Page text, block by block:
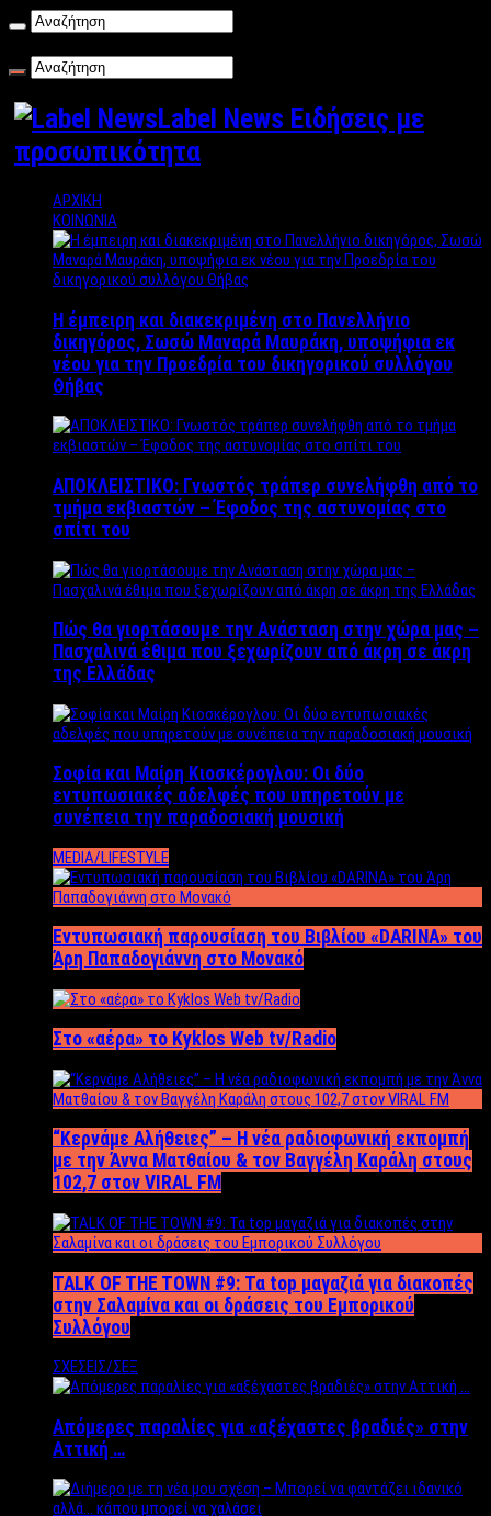
Label News Ειδήσεις με
προσωπικότητα
ΑΡΧΙΚΗ
ΚΟΙΝΩΝΙΑ
Η έμπειρη και διακεκριμένη στο Πανελλήνιο
δικηγόρος, Σωσώ Μαναρά Μαυράκη, υποψήφια εκ
νέου για την Προεδρία του δικηγορικού συλλόγου
Θήβας
ΑΠΟΚΛΕΙΣΤΙΚΟ: Γνωστός τράπερ συνελήφθη από το
τμήμα εκβιαστών – Έφοδος της αστυνομίας στο
σπίτι του
Πώς θα γιορτάσουμε την Ανάσταση στην χώρα μας –
Πασχαλινά έθιμα που ξεχωρίζουν από άκρη σε άκρη
της Ελλάδας
Σοφία και Μαίρη Κιοσκέρογλου: Οι δύο
εντυπωσιακές αδελφές που υπηρετούν με
συνέπεια την παραδοσιακή μουσική
MEDIA/LIFESTYLE
Εντυπωσιακή παρουσίαση του Βιβλίου «DARINA» του
Άρη Παπαδογιάννη στο Μονακό
Στο «αέρα» το Kyklos Web tv/Radio
“Kερνάμε Αλήθειες” – Η νέα ραδιοφωνική εκπομπή
με την Άννα Ματθαίου & τον Βαγγέλη Καράλη στους
102,7 στον VIRAL FM
TALK OF THE TOWN #9: Τα top μαγαζιά για διακοπές
στην Σαλαμίνα και οι δράσεις του Εμπορικού
Συλλόγου
ΣΧΕΣΕΙΣ/ΣΕΞ
Απόμερες παραλίες για «αξέχαστες βραδιές» στην
Αττική …